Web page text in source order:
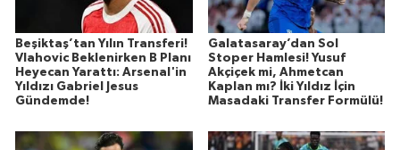
Beşiktaş’tan Yılın Transferi!
Vlahovic Beklenirken B Planı
Heyecan Yarattı: Arsenal'in
Yıldızı Gabriel Jesus
Gündemde!
Galatasaray’dan Sol
Stoper Hamlesi! Yusuf
Akçiçek mi, Ahmetcan
Kaplan mı? İki Yıldız İçin
Masadaki Transfer Formülü!